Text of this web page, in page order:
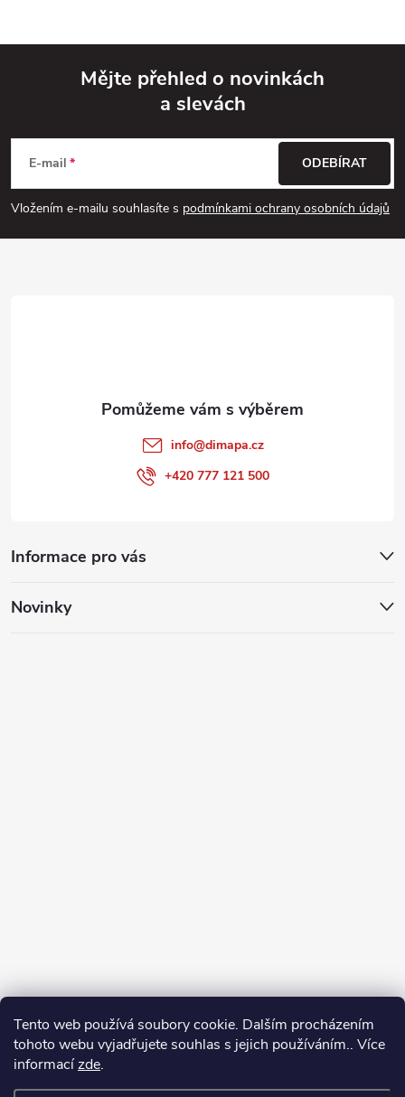
Tento web používá soubory cookie. Dalším procházením
tohoto webu vyjadřujete souhlas s jejich používáním.. Více
informacízde.
p
s
u
p
a
Mějte přehled o novinkách
a slevách
E-mail
Vložením e-mailu souhlasíte s podmínkami ochrany osobních údajů
ODEBÍRAT
Informace pro vás
Novinky
info@dimapa.cz
+420 777 121 500